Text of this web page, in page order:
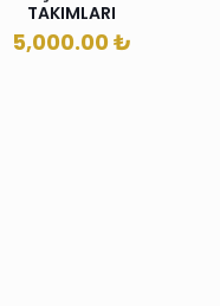
TAKIMLARI
5,000.00₺